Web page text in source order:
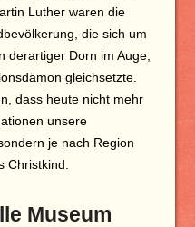
Luther waren die
die sich um
derartiger Dorn im Auge,
gleichsetzte.
dass heute nicht mehr
unsere
je nach Region
Christkind.
Museum